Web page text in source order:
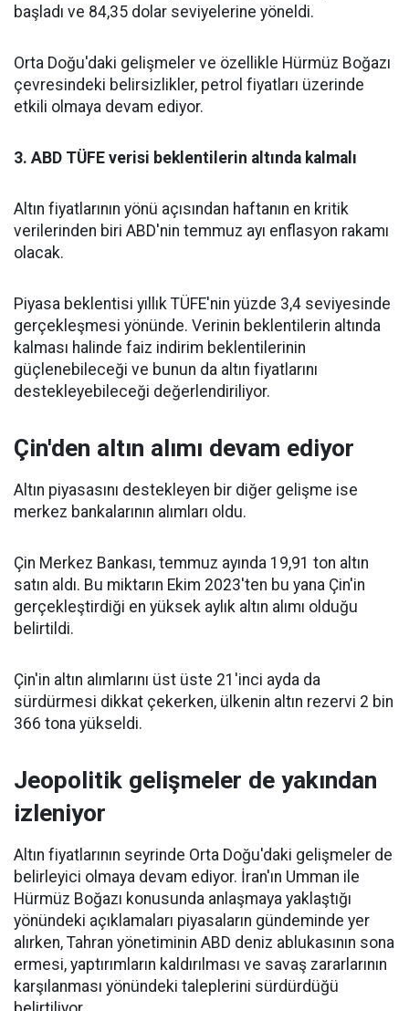
başladı ve 84,35 dolar seviyelerine yöneldi.
Orta Doğu'daki gelişmeler ve özellikle Hürmüz Boğazı
çevresindeki belirsizlikler, petrol fiyatları üzerinde
etkili olmaya devam ediyor.
3. ABD TÜFE verisi beklentilerin altında kalmalı
Altın fiyatlarının yönü açısından haftanın en kritik
verilerinden biri ABD'nin temmuz ayı enflasyon rakamı
olacak.
Piyasa beklentisi yıllık TÜFE'nin yüzde 3,4 seviyesinde
gerçekleşmesi yönünde. Verinin beklentilerin altında
kalması halinde faiz indirim beklentilerinin
güçlenebileceği ve bunun da altın fiyatlarını
destekleyebileceği değerlendiriliyor.
Çin'den altın alımı devam ediyor
Altın piyasasını destekleyen bir diğer gelişme ise
merkez bankalarının alımları oldu.
Çin Merkez Bankası, temmuz ayında 19,91 ton altın
satın aldı. Bu miktarın Ekim 2023'ten bu yana Çin'in
gerçekleştirdiği en yüksek aylık altın alımı olduğu
belirtildi.
Çin'in altın alımlarını üst üste 21'inci ayda da
sürdürmesi dikkat çekerken, ülkenin altın rezervi 2 bin
366 tona yükseldi.
Jeopolitik gelişmeler de yakından
izleniyor
Altın fiyatlarının seyrinde Orta Doğu'daki gelişmeler de
belirleyici olmaya devam ediyor. İran'ın Umman ile
Hürmüz Boğazı konusunda anlaşmaya yaklaştığı
yönündeki açıklamaları piyasaların gündeminde yer
alırken, Tahran yönetiminin ABD deniz ablukasının sona
ermesi, yaptırımların kaldırılması ve savaş zararlarının
karşılanması yönündeki taleplerini sürdürdüğü